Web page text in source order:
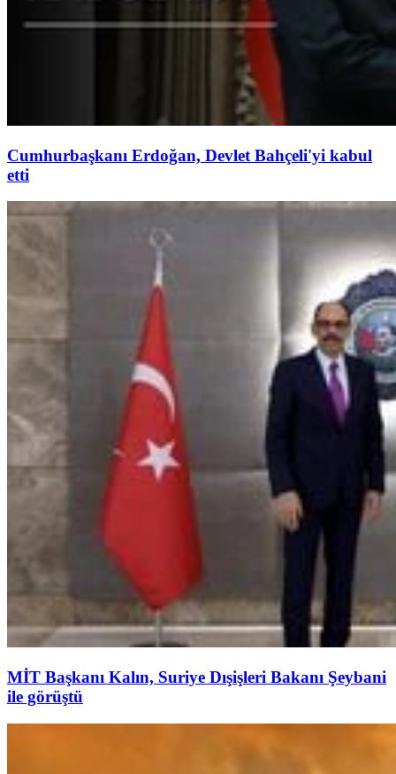
Cumhurbaşkanı Erdoğan, Devlet Bahçeli'yi kabul
etti
MİT Başkanı Kalın, Suriye Dışişleri Bakanı Şeybani
ile görüştü